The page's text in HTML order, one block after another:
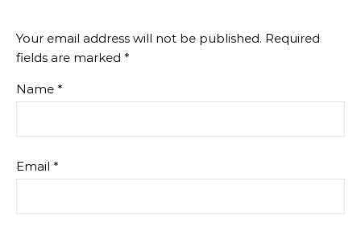
Your email address will not be published. Required
fields are marked *
Name *
Email *